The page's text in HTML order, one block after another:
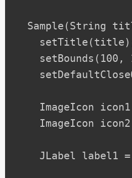
Sample(String
setBounds(100,
ImageIcon
ImageIcon
JLabel label1